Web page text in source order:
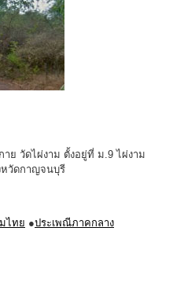
ย วัดไผ่งาม ตั้งอยู่ที่ ม.9 ไผ่งาม
หวัดกาญจนบุรี
ไทย ●ประเพณีภาคกลาง